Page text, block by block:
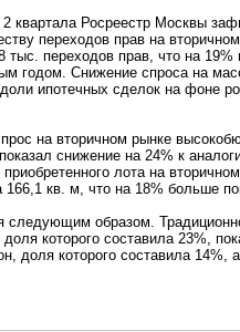
2 квартала Росреестр Москвы
переходов прав на
тыс. переходов прав, что на
годом. Снижение спроса на
ипотечных сделок на фоне
на вторичном рынке
снижение на 24% к
лота на
кв. м, что на 18% больше
следующим образом.
которого составила 23%,
доля которого составила 14%,